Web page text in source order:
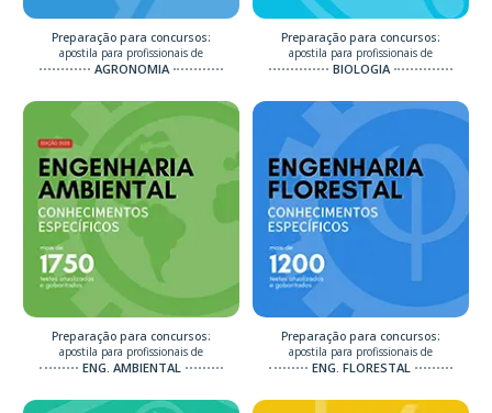
Preparação para concursos:
apostila para profissionais de
AGRONOMIA
Preparação para concursos:
apostila para profissionais de
BIOLOGIA
Preparação para concursos:
apostila para profissionais de
ENG. AMBIENTAL
Preparação para concursos:
apostila para profissionais de
ENG. FLORESTAL